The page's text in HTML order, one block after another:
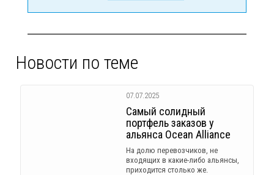
Новости по теме
07.07.2025
Самый солидный
портфель заказов у
альянса Ocean Alliance
На долю перевозчиков, не
входящих в какие-либо альянсы,
приходится столько же.